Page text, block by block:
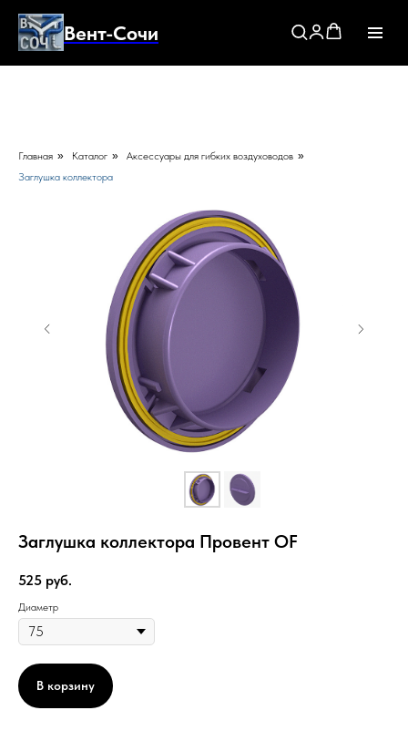
Вент-Сочи
Главная » Каталог » Аксессуары для гибких воздуховодов »
Заглушка коллектора
Заглушка коллектора Провент OF
525 руб.
Диаметр
В корзину